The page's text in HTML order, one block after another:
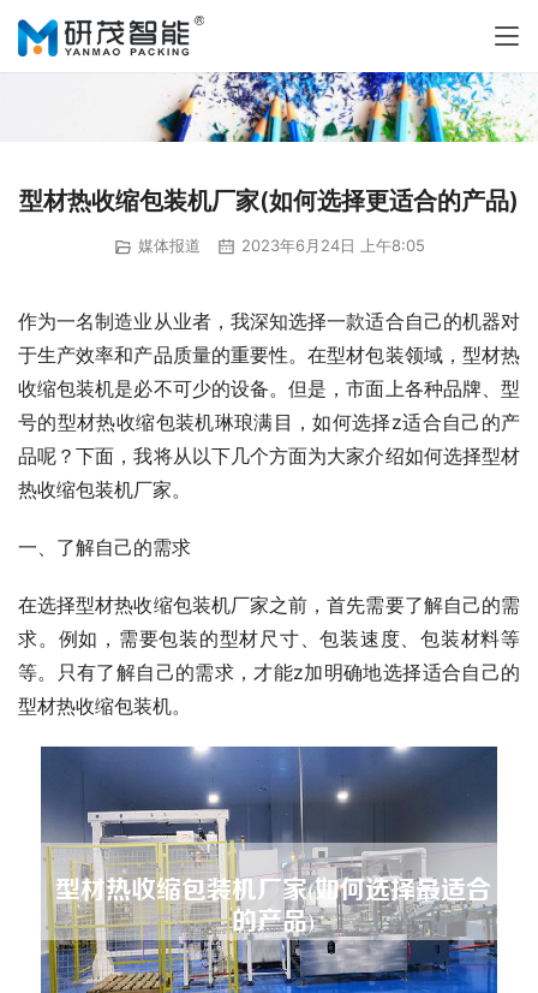
型材热收缩包装机厂家(如何选择更适合的产品)
媒体报道 2023年6月24日 上午8:05
作为一名制造业从业者，我深知选择一款适合自己的机器对
于生产效率和产品质量的重要性。在型材包装领域，型材热
收缩包装机是必不可少的设备。但是，市面上各种品牌、型
号的型材热收缩包装机琳琅满目，如何选择z适合自己的产
品呢？下面，我将从以下几个方面为大家介绍如何选择型材
热收缩包装机厂家。
一、了解自己的需求
在选择型材热收缩包装机厂家之前，首先需要了解自己的需
求。例如，需要包装的型材尺寸、包装速度、包装材料等
等。只有了解自己的需求，才能z加明确地选择适合自己的
型材热收缩包装机。